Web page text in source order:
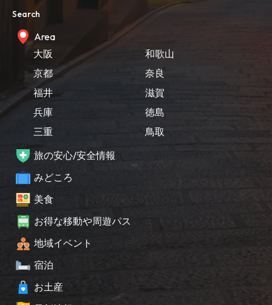
Search
Area
大阪
京都
福井
兵庫
三重
和歌山
奈良
滋賀
徳島
鳥取
旅の安心/安全情報
みどころ
美食
お得な移動や周遊パス
地域イベント
宿泊
お土産